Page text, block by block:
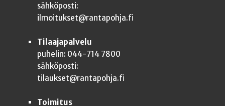
sähköposti:
ilmoitukset@rantapohja.fi
Tilaajapalvelu
puhelin: 044-714 7800
sähköposti:
tilaukset@rantapohja.fi
Toimitus